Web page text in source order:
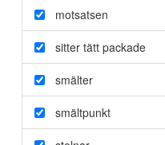
motsatsen
sitter tätt packade
smälter
smältpunkt